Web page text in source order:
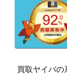
買取ヤイバ